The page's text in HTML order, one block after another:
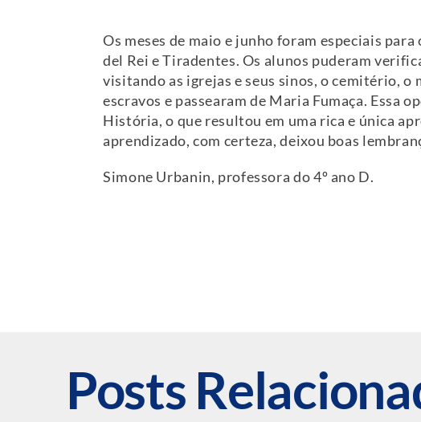
Os meses de maio e junho foram especiais
del Rei e Tiradentes. Os alunos puderam
visitando as igrejas e seus sinos, o cemitério,
escravos e passearam de Maria Fumaça. Essa
História, o que resultou em uma rica e única
aprendizado, com certeza, deixou boas
Simone Urbanin, professora do 4º ano D.
Posts